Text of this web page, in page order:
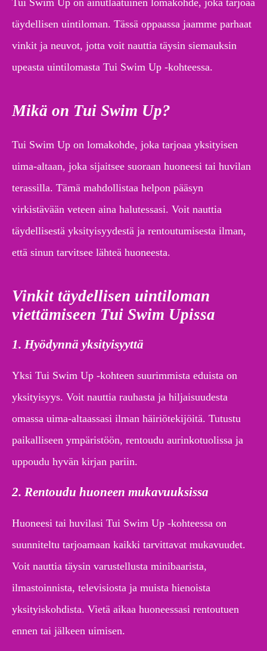
Tui Swim Up on ainutlaatuinen lomakohde, joka tarjoaa
täydellisen uintiloman. Tässä oppaassa jaamme parhaat
vinkit ja neuvot, jotta voit nauttia täysin siemauksin
upeasta uintilomasta Tui Swim Up -kohteessa.
Mikä on Tui Swim Up?
Tui Swim Up on lomakohde, joka tarjoaa yksityisen
uima-altaan, joka sijaitsee suoraan huoneesi tai huvilan
terassilla. Tämä mahdollistaa helpon pääsyn
virkistävään veteen aina halutessasi. Voit nauttia
täydellisestä yksityisyydestä ja rentoutumisesta ilman,
että sinun tarvitsee lähteä huoneesta.
Vinkit täydellisen uintiloman
viettämiseen Tui Swim Upissa
1. Hyödynnä yksityisyyttä
Yksi Tui Swim Up -kohteen suurimmista eduista on
yksityisyys. Voit nauttia rauhasta ja hiljaisuudesta
omassa uima-altaassasi ilman häiriötekijöitä. Tutustu
paikalliseen ympäristöön, rentoudu aurinkotuolissa ja
uppoudu hyvän kirjan pariin.
2. Rentoudu huoneen mukavuuksissa
Huoneesi tai huvilasi Tui Swim Up -kohteessa on
suunniteltu tarjoamaan kaikki tarvittavat mukavuudet.
Voit nauttia täysin varustellusta minibaarista,
ilmastoinnista, televisiosta ja muista hienoista
yksityiskohdista. Vietä aikaa huoneessasi rentoutuen
ennen tai jälkeen uimisen.